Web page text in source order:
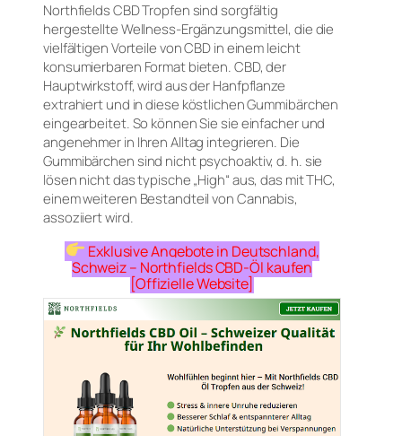
Northfields CBD Tropfen sind sorgfältig
hergestellte Wellness-Ergänzungsmittel, die die
vielfältigen Vorteile von CBD in einem leicht
konsumierbaren Format bieten. CBD, der
Hauptwirkstoff, wird aus der Hanfpflanze
extrahiert und in diese köstlichen Gummibärchen
eingearbeitet. So können Sie sie einfacher und
angenehmer in Ihren Alltag integrieren. Die
Gummibärchen sind nicht psychoaktiv, d. h. sie
lösen nicht das typische „High“ aus, das mit THC,
einem weiteren Bestandteil von Cannabis,
assoziiert wird.
Exklusive Angebote in Deutschland,
Schweiz – Northfields CBD-Öl kaufen
[Offizielle Website]